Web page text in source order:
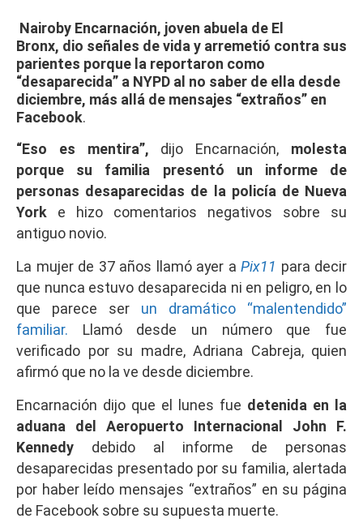
Nairoby Encarnación, joven abuela de El
Bronx, dio señales de vida y arremetió contra sus
parientes porque la reportaron como
“desaparecida” a NYPD al no saber de ella desde
diciembre, más allá de mensajes “extraños” en
Facebook.
“Eso es mentira”, dijo Encarnación, molesta
porque su familia presentó un informe de
personas desaparecidas de la policía de Nueva
York e hizo comentarios negativos sobre su
antiguo novio.
La mujer de 37 años llamó ayer a Pix11 para decir
que nunca estuvo desaparecida ni en peligro, en lo
que parece ser un dramático “malentendido”
familiar. Llamó desde un número que fue
verificado por su madre, Adriana Cabreja, quien
afirmó que no la ve desde diciembre.
Encarnación dijo que el lunes fue detenida en la
aduana del Aeropuerto Internacional John F.
Kennedy debido al informe de personas
desaparecidas presentado por su familia, alertada
por haber leído mensajes “extraños” en su página
de Facebook sobre su supuesta muerte.